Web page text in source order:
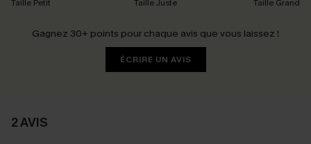
Taille Petit Taille Juste Taille Grand
Gagnez 30+ points pour chaque avis que vous laissez !
ÉCRIRE UN AVIS
2 AVIS